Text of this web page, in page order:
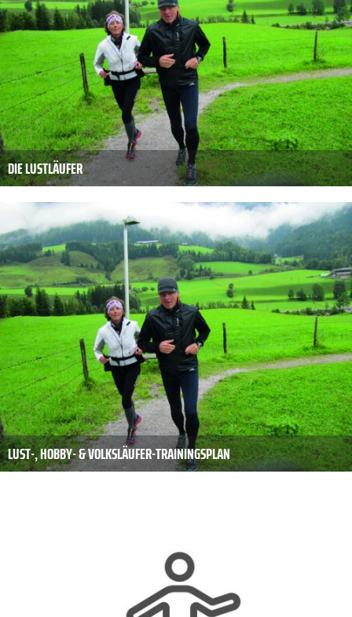
DIE LUSTLÄUFER
LUST-, HOBBY- & VOLKSLÄUFER-TRAININGSPLAN